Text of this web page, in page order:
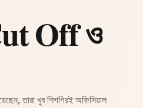
Off ও
তারা খুব শিগগিরই অফিসিয়াল